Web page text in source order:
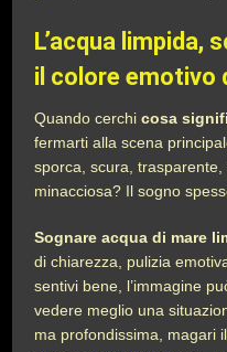
L’acqua limpida,
il colore emotivo
Quando cerchicosa
fermarti alla scena
sporca, scura, trasparente,
minacciosa? Il sogno
Sognare acqua di mare
di chiarezza, pulizia
sentivi bene, l’immagine
vedere meglio una
ma profondissima, magari